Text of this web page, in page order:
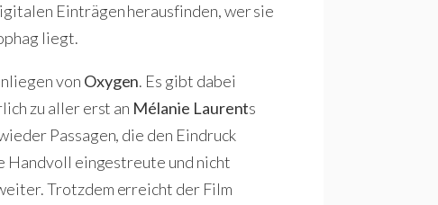
Einträgen herausfinden, wer sie
liegt.
von Oxygen. Es gibt dabei
zu aller erst an Mélanie Laurents
Passagen, die den Eindruck
Handvoll eingestreute und nicht
Trotzdem erreicht der Film